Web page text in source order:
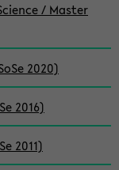
/ Master
2020)
2016)
2011)